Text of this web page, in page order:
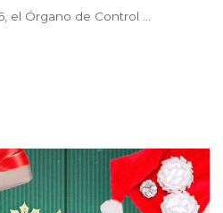
el Órgano de Control …